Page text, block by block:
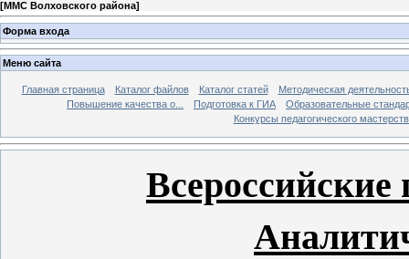
[ММС Волховского района]
Форма входа
Меню сайта
Главная страница Каталог файлов Каталог статей
Методическая
Повышение качества о...
Подготовка к ГИА
Образовательные
Конкурсы педагогического